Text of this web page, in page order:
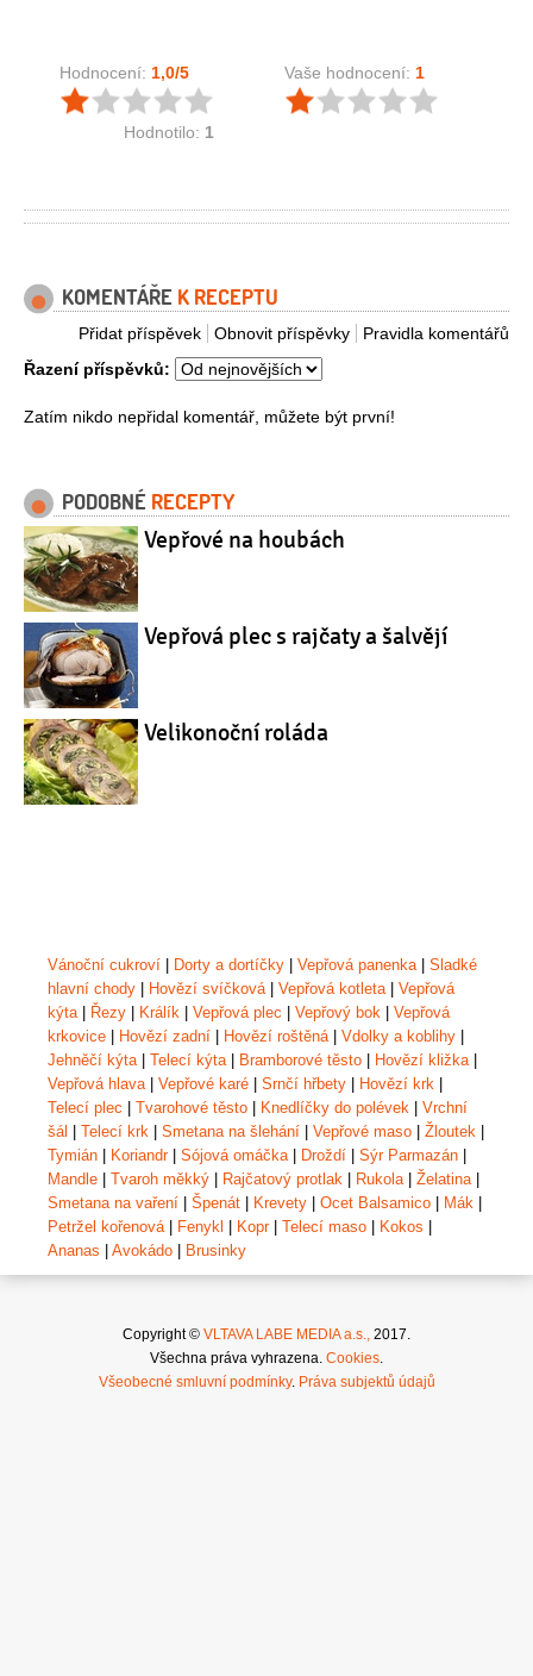
Hodnocení: 1,0/5
Hodnotilo: 1
Vaše hodnocení: 1
KOMENTÁŘE K RECEPTU
Pravidla komentářů
Obnovit příspěvky
Přidat příspěvek
Řazení příspěvků:
Zatím nikdo nepřidal komentář, můžete být první!
PODOBNÉ RECEPTY
Vepřové na houbách
Vepřová plec s rajčaty a šalvějí
Velikonoční roláda
Vánoční cukroví Dorty a dortíčky Vepřová panenka| Sladké
hlavní chody
Hovězí svíčková| Vepřová kotleta| Vepřová
kýta| Řezy Králík Vepřová plec Vepřový bok
Vepřová
krkovice
Hovězí zadní Hovězí roštěná| Vdolky a koblihy
Jehněčí kýta| Telecí kýta| Bramborové těsto Hovězí kližka|
Vepřová hlava| Vepřové karé Srnčí hřbety Hovězí krk
Telecí plec
Tvarohové těsto Knedlíčky do polévek
Vrchní
šál
Telecí krk Smetana na šlehání Vepřové maso Žloutek
Tymián
Koriandr| Sójová omáčka| Droždí Sýr Parmazán
Mandle
Tvaroh měkký Rajčatový protlak Rukola| Želatina|
Smetana na vaření
Špenát Krevety Ocet Balsamico Mák
Petržel kořenová| Fenykl Kopr| Telecí maso Kokos
Ananas
Avokádo Brusinky
Copyright © VLTAVA LABE MEDIA a.s., 2017.
Všechna práva vyhrazena. Cookies.
Všeobecné smluvní podmínky. Práva subjektů údajů